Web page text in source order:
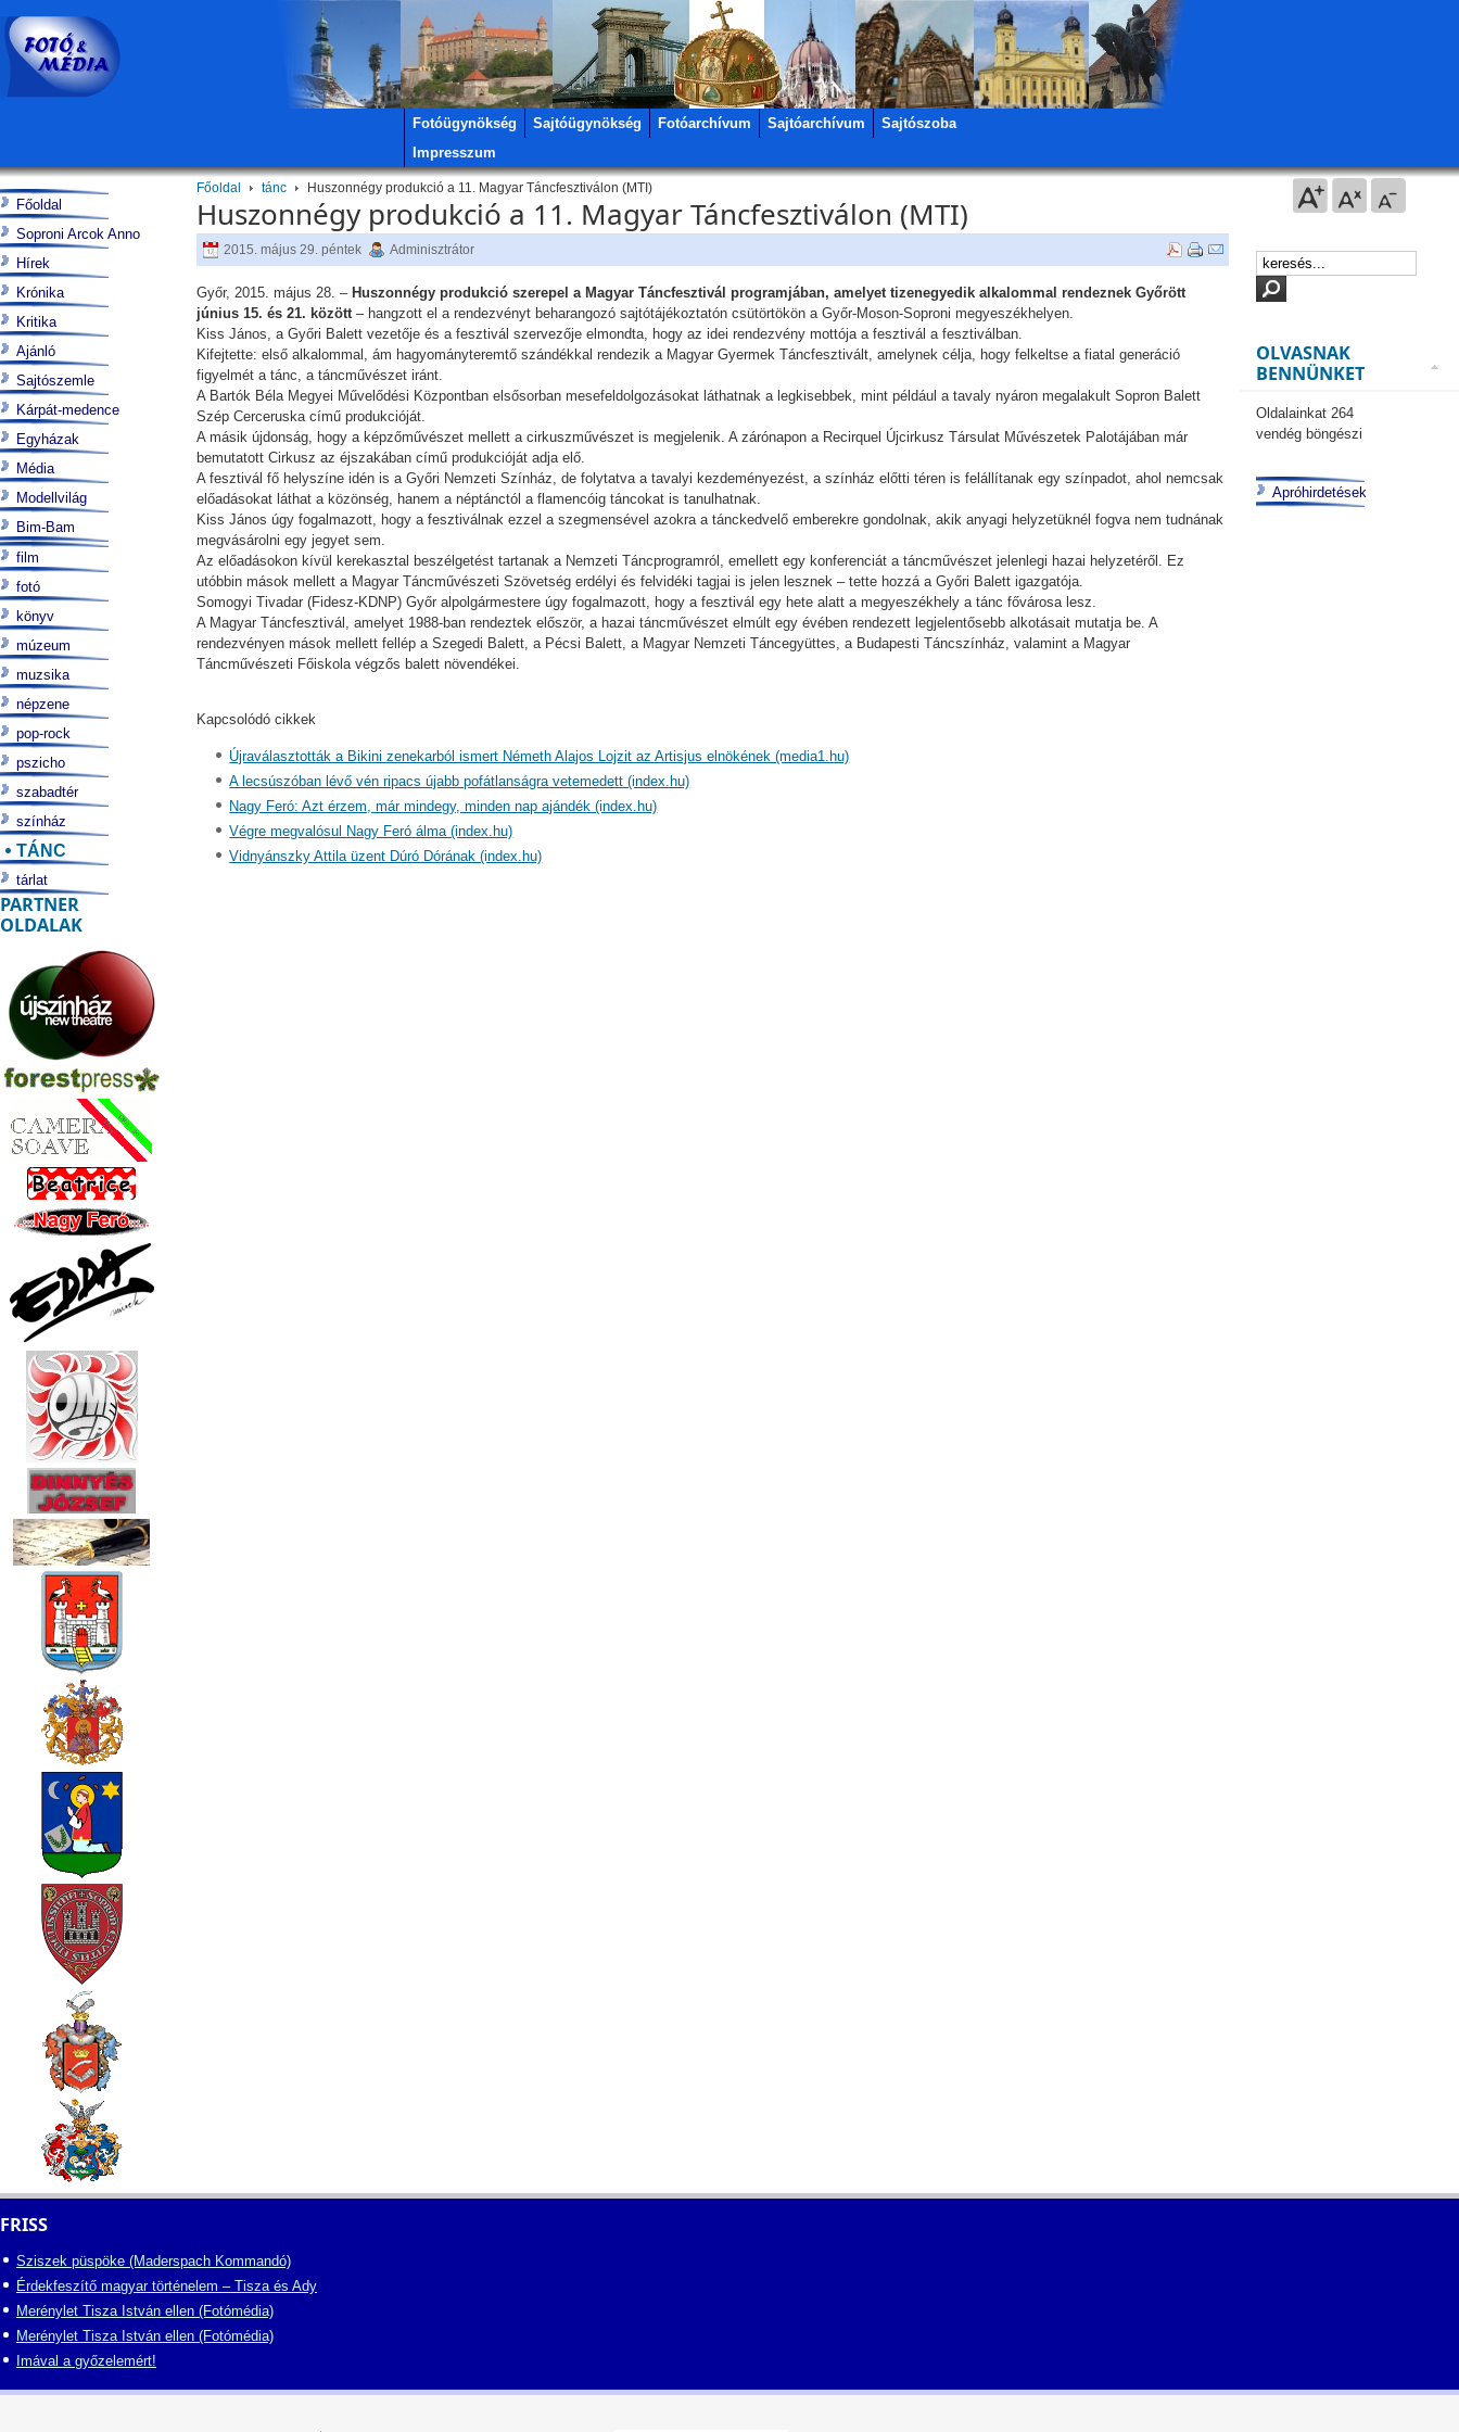
Fotóügynökség Sajtóügynökség Fotóarchívum Sajtóarchívum
Sajtószoba
Impresszum
Főoldal tánc Huszonnégy produkció a 11. Magyar Táncfesztiválon (MTI)
Huszonnégy produkció a 11. Magyar Táncfesztiválon (MTI)
2015. május 29. péntek Adminisztrátor
Győr, 2015. május 28. –Huszonnégy produkció szerepel a Magyar Táncfesztivál programjában, amelyet tizenegyedik alkalommal rendeznek Győrött
június 15. és 21. között– hangzott el a rendezvényt beharangozó sajtótájékoztatón csütörtökön a Győr-Moson-Soproni megyeszékhelyen.
Kiss János, a Győri Balett vezetője és a fesztivál szervezője elmondta, hogy az idei rendezvény mottója a fesztivál a fesztiválban.
Kifejtette: első alkalommal, ám hagyományteremtő szándékkal rendezik a Magyar Gyermek Táncfesztivált, amelynek célja, hogy felkeltse a fiatal generáció
figyelmét a tánc, a táncművészet iránt.
A Bartók Béla Megyei Művelődési Központban elsősorban mesefeldolgozásokat láthatnak a legkisebbek, mint például a tavaly nyáron megalakult Sopron Balett
Szép Cerceruska című produkcióját.
A másik újdonság, hogy a képzőművészet mellett a cirkuszművészet is megjelenik. A zárónapon a Recirquel Újcirkusz Társulat Művészetek Palotájában már
bemutatott Cirkusz az éjszakában című produkcióját adja elő.
A fesztivál fő helyszíne idén is a Győri Nemzeti Színház, de folytatva a tavalyi kezdeményezést, a színház előtti téren is felállítanak egy színpadot, ahol nemcsak
előadásokat láthat a közönség, hanem a néptánctól a flamencóig táncokat is tanulhatnak.
Kiss János úgy fogalmazott, hogy a fesztiválnak ezzel a szegmensével azokra a tánckedvelő emberekre gondolnak, akik anyagi helyzetüknél fogva nem tudnának
megvásárolni egy jegyet sem.
Az előadásokon kívül kerekasztal beszélgetést tartanak a Nemzeti Táncprogramról, emellett egy konferenciát a táncművészet jelenlegi hazai helyzetéről. Ez
utóbbin mások mellett a Magyar Táncművészeti Szövetség erdélyi és felvidéki tagjai is jelen lesznek – tette hozzá a Győri Balett igazgatója.
Somogyi Tivadar (Fidesz-KDNP) Győr alpolgármestere úgy fogalmazott, hogy a fesztivál egy hete alatt a megyeszékhely a tánc fővárosa lesz.
A Magyar Táncfesztivál, amelyet 1988-ban rendeztek először, a hazai táncművészet elmúlt egy évében rendezett legjelentősebb alkotásait mutatja be. A
rendezvényen mások mellett fellép a Szegedi Balett, a Pécsi Balett, a Magyar Nemzeti Táncegyüttes, a Budapesti Táncszínház, valamint a Magyar
Táncművészeti Főiskola végzős balett növendékei.
Kapcsolódó cikkek
Újraválasztották a Bikini zenekarból ismert Németh Alajos Lojzit az Artisjus elnökének (media1.hu)
A lecsúszóban lévő vén ripacs újabb pofátlanságra vetemedett (index.hu)
Nagy Feró: Azt érzem, már mindegy, minden nap ajándék (index.hu)
Végre megvalósul Nagy Feró álma (index.hu)
Vidnyánszky Attila üzent Dúró Dórának (index.hu)
Főoldal
Soproni Arcok Anno
Hírek
Krónika
Kritika
Ajánló
Sajtószemle
Kárpát-medence
Egyházak
Média
Modellvilág
Bim-Bam
film
fotó
könyv
múzeum
muzsika
népzene
pop-rock
pszicho
szabadtér
színház
TÁNC
tárlat
PARTNER
OLDALAK
OLVASNAK
BENNÜNKET
Oldalainkat 264
vendég böngészi
Apróhirdetések
FRISS
Sziszek püspöke (Maderspach Kommandó)
Érdekfeszítő magyar történelem – Tisza és Ady
Merénylet Tisza István ellen (Fotómédia)
Merénylet Tisza István ellen (Fotómédia)
Imával a győzelemért!